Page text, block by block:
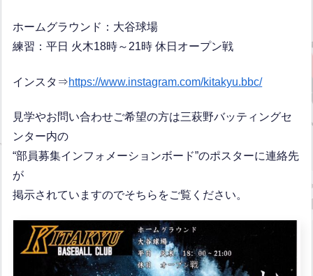
ホームグラウンド：大谷球場
練習：平日 火木18時～21時 休日オープン戦
インスタ⇒https://www.instagram.com/kitakyu.bbc/
見学やお問い合わせご希望の方は三萩野バッティングセ
ンター内の
“部員募集インフォメーションボード”のポスターに連絡先
が
掲示されていますのでそちらをご覧ください。